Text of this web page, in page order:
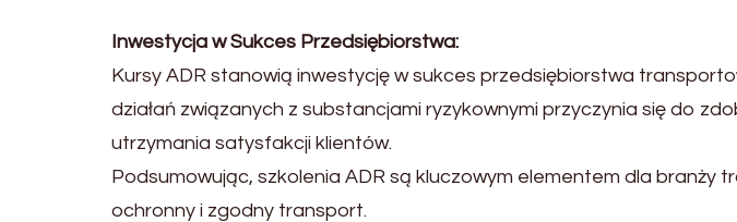
Inwestycja w Sukces Przedsiębiorstwa:
Kursy ADR stanowią inwestycję w sukces przedsiębiorstwa
działań związanych z substancjami ryzykownymi przyczynia się do
utrzymania satysfakcji klientów.
Podsumowując, szkolenia ADR są kluczowym elementem dla branży
ochronny i zgodny transport.